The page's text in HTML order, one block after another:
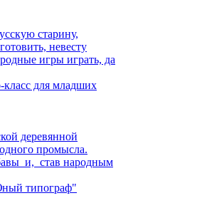
старину,
невесту
игры играть, да
класс для младших
деревянной
промысла.
и, став народным
типограф"